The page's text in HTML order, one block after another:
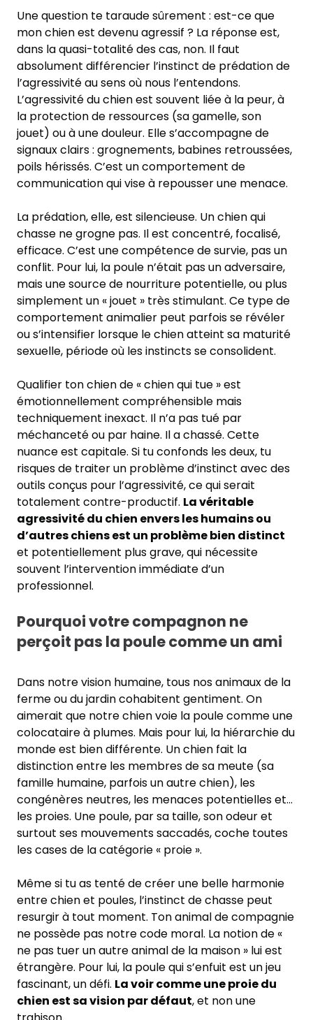
Une question te taraude sûrement : est-ce que
mon chien est devenu agressif ? La réponse est,
dans la quasi-totalité des cas, non. Il faut
absolument différencier l’instinct de prédation de
l’agressivité au sens où nous l’entendons.
L’agressivité du chien est souvent liée à la peur, à
la protection de ressources (sa gamelle, son
jouet) ou à une douleur. Elle s’accompagne de
signaux clairs : grognements, babines retroussées,
poils hérissés. C’est un comportement de
communication qui vise à repousser une menace.
La prédation, elle, est silencieuse. Un chien qui
chasse ne grogne pas. Il est concentré, focalisé,
efficace. C’est une compétence de survie, pas un
conflit. Pour lui, la poule n’était pas un adversaire,
mais une source de nourriture potentielle, ou plus
simplement un « jouet » très stimulant. Ce type de
comportement animalier peut parfois se révéler
ou s’intensifier lorsque le chien atteint sa maturité
sexuelle, période où les instincts se consolident.
Qualifier ton chien de « chien qui tue » est
émotionnellement compréhensible mais
techniquement inexact. Il n’a pas tué par
méchanceté ou par haine. Il a chassé. Cette
nuance est capitale. Si tu confonds les deux, tu
risques de traiter un problème d’instinct avec des
outils conçus pour l’agressivité, ce qui serait
totalement contre-productif. La véritable
agressivité du chien envers les humains ou
d’autres chiens est un problème bien distinct
et potentiellement plus grave, qui nécessite
souvent l’intervention immédiate d’un
professionnel.
Pourquoi votre compagnon ne
perçoit pas la poule comme un ami
Dans notre vision humaine, tous nos animaux de la
ferme ou du jardin cohabitent gentiment. On
aimerait que notre chien voie la poule comme une
colocataire à plumes. Mais pour lui, la hiérarchie du
monde est bien différente. Un chien fait la
distinction entre les membres de sa meute (sa
famille humaine, parfois un autre chien), les
congénères neutres, les menaces potentielles et…
les proies. Une poule, par sa taille, son odeur et
surtout ses mouvements saccadés, coche toutes
les cases de la catégorie « proie ».
Même si tu as tenté de créer une belle harmonie
entre chien et poules, l’instinct de chasse peut
resurgir à tout moment. Ton animal de compagnie
ne possède pas notre code moral. La notion de «
ne pas tuer un autre animal de la maison » lui est
étrangère. Pour lui, la poule qui s’enfuit est un jeu
fascinant, un défi. La voir comme une proie du
chien est sa vision par défaut, et non une